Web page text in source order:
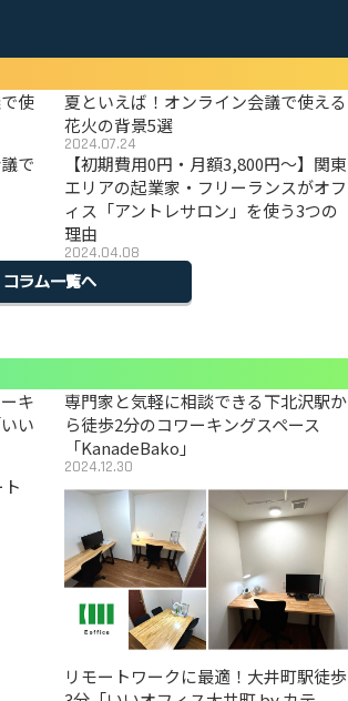
使
夏といえば！オンライン会議で使える
花火の背景5選
2024.07.24
で
【初期費用0円・月額3,800円〜】関東
エリアの起業家・フリーランスがオフ
ィス「アントレサロン」を使う3つの
理由
2024.04.08
コラム一覧へ
キ
い
専門家と気軽に相談できる下北沢駅か
ら徒歩2分のコワーキングスペース
「KanadeBako」
2024.12.30
リモートワークに最適！大井町駅徒歩